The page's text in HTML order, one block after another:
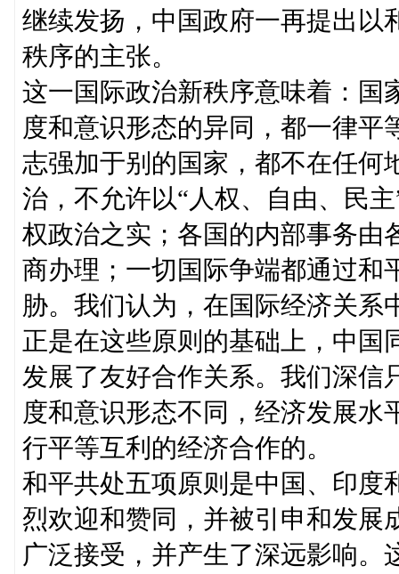
继续发扬，中国政府一再提出以
秩序的主张。
这一国际政治新秩序意味着：国
度和意识形态的异同，都一律平
志强加于别的国家，都不在任何
治，不允许以“人权、自由、民
权政治之实；各国的内部事务由
商办理；一切国际争端都通过和
胁。我们认为，在国际经济关系
正是在这些原则的基础上，中国
发展了友好合作关系。我们深信
度和意识形态不同，经济发展水
行平等互利的经济合作的。
和平共处五项原则是中国、印度
烈欢迎和赞同，并被引申和发展
广泛接受，并产生了深远影响。